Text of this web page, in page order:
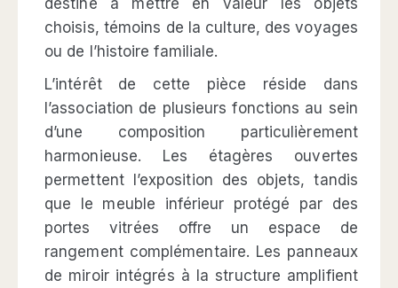
choisis, témoins de la culture, des voyages
ou de l’histoire familiale.
L’intérêt de cette pièce réside dans
l’association de plusieurs fonctions au sein
d’une composition particulièrement
harmonieuse. Les étagères ouvertes
permettent l’exposition des objets, tandis
que le meuble inférieur protégé par des
portes vitrées offre un espace de
rangement complémentaire. Les panneaux
de miroir intégrés à la structure amplifient